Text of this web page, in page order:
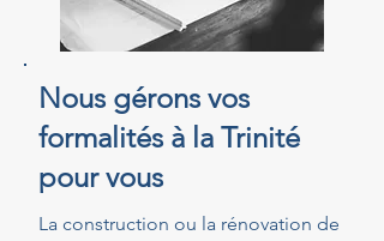
Nous gérons vos
formalités à la Trinité
pour vous
La construction ou la rénovation de